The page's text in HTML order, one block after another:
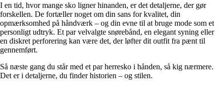
I en tid, hvor mange sko ligner hinanden, er det detaljerne, der gør
forskellen. De fortæller noget om din sans for kvalitet, din
opmærksomhed på håndværk – og din evne til at bruge mode som et
personligt udtryk. Et par velvalgte snørebånd, en elegant syning eller
en diskret perforering kan være det, der løfter dit outfit fra pænt til
gennemført.
Så næste gang du står med et par herresko i hånden, så kig nærmere.
Det er i detaljerne, du finder historien – og stilen.